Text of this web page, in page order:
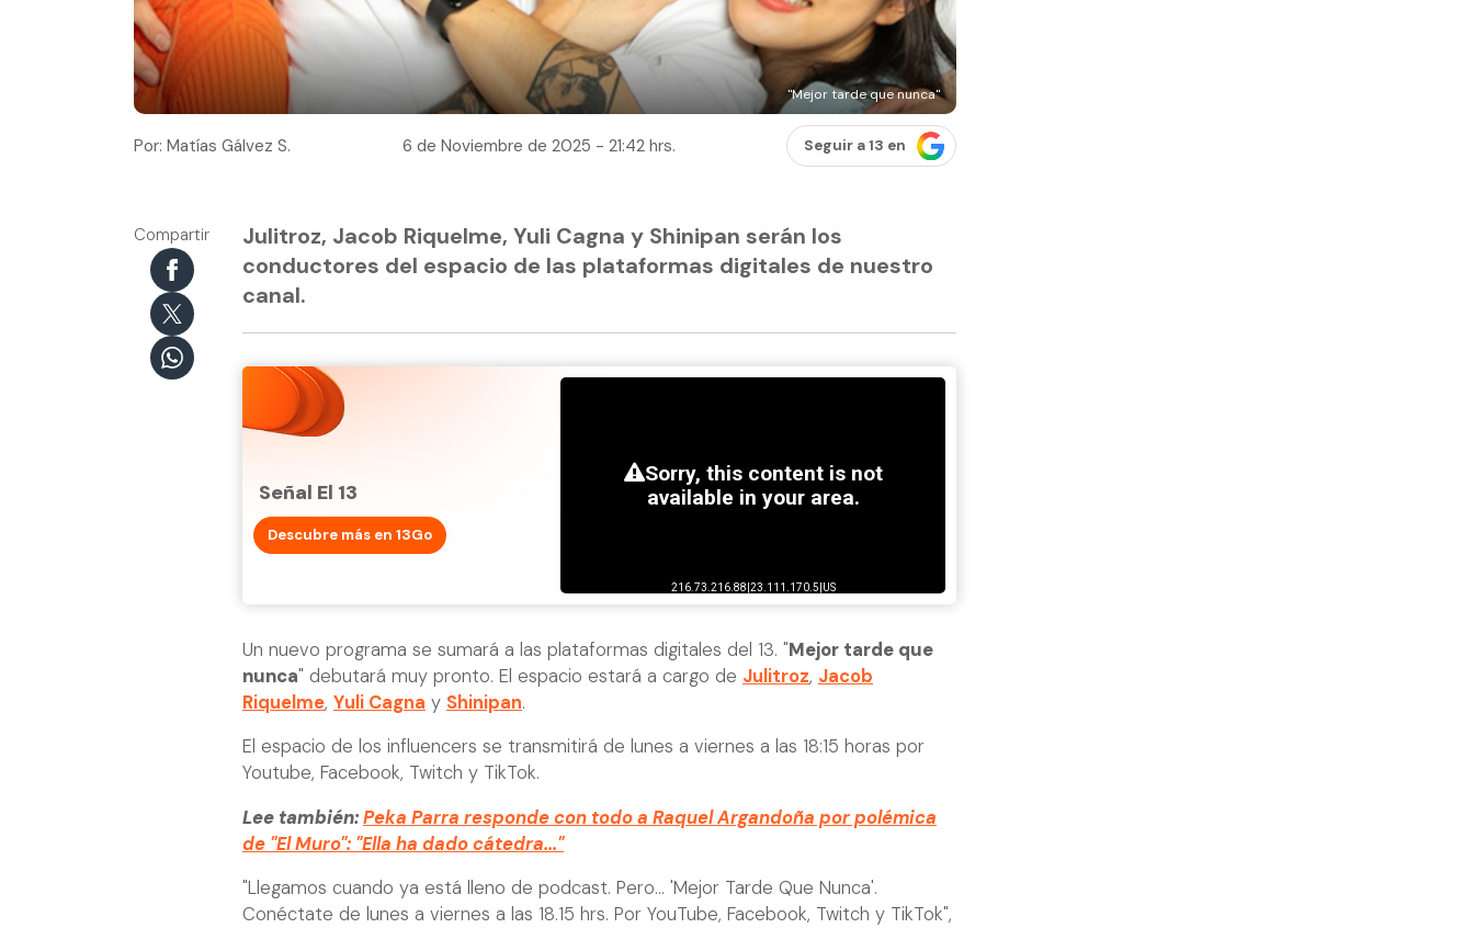
"Mejor tarde que nunca"
Por: Matías Gálvez S. 6 de Noviembre de 2025 - 21:42 hrs. Seguir a 13 en
Compartir
Julitroz, Jacob Riquelme, Yuli Cagna y Shinipan serán los
conductores del espacio de las plataformas digitales de nuestro
canal.
Señal El 13
Descubre más en 13Go
Un nuevo programa se sumará a las plataformas digitales del 13. "Mejor tarde que
nunca" debutará muy pronto. El espacio estará a cargo de Julitroz, Jacob
Riquelme, Yuli Cagna y Shinipan.
El espacio de los influencers se transmitirá de lunes a viernes a las 18:15 horas por
Youtube, Facebook, Twitch y TikTok.
Lee también:Peka Parra responde con todo a Raquel Argandoña por polémica
de "El Muro": "Ella ha dado cátedra..."
"Llegamos cuando ya está lleno de podcast. Pero... 'Mejor Tarde Que Nunca'.
Conéctate de lunes a viernes a las 18.15 hrs. Por YouTube, Facebook, Twitch y TikTok",